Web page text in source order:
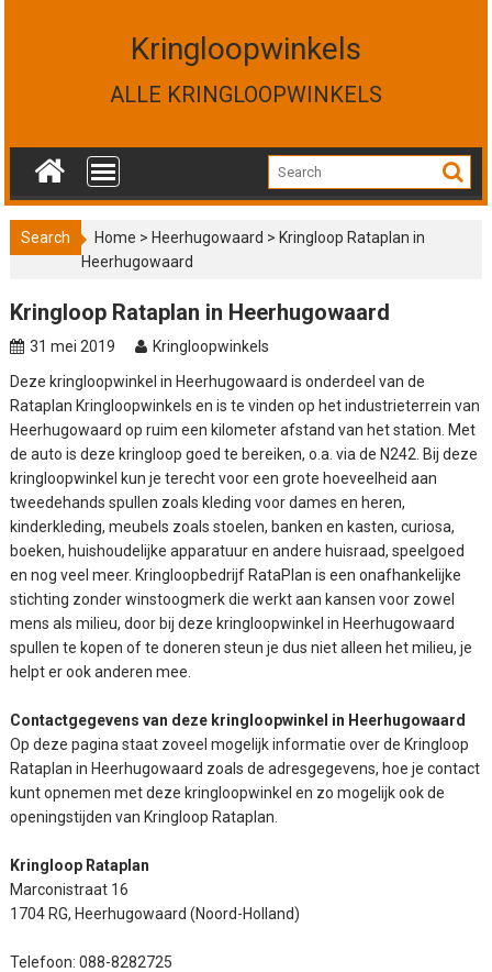
n
Kringloopwinkels
ALLE KRINGLOOPWINKELS
Search Home >Heerhugowaard >Kringloop Rataplan in
Heerhugowaard
Kringloop Rataplan in Heerhugowaard
31 mei 2019
Kringloopwinkels
Deze kringloopwinkel in Heerhugowaard is onderdeel van de
Rataplan Kringloopwinkels en is te vinden op het industrieterrein van
Heerhugowaard op ruim een kilometer afstand van het station. Met
de auto is deze kringloop goed te bereiken, o.a. via de N242. Bij deze
kringloopwinkel kun je terecht voor een grote hoeveelheid aan
tweedehands spullen zoals kleding voor dames en heren,
kinderkleding, meubels zoals stoelen, banken en kasten, curiosa,
boeken, huishoudelijke apparatuur en andere huisraad, speelgoed
en nog veel meer. Kringloopbedrijf RataPlan is een onafhankelijke
stichting zonder winstoogmerk die werkt aan kansen voor zowel
mens als milieu, door bij deze kringloopwinkel in Heerhugowaard
spullen te kopen of te doneren steun je dus niet alleen het milieu, je
helpt er ook anderen mee.
Contactgegevens van deze kringloopwinkel in Heerhugowaard
Op deze pagina staat zoveel mogelijk informatie over de Kringloop
Rataplan in Heerhugowaard zoals de adresgegevens, hoe je contact
kunt opnemen met deze kringloopwinkel en zo mogelijk ook de
openingstijden van Kringloop Rataplan.
Kringloop Rataplan
Marconistraat 16
1704 RG, Heerhugowaard (Noord-Holland)
Telefoon: 088-8282725